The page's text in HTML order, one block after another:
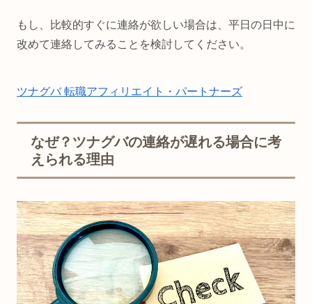
もし、比較的すぐに連絡が欲しい場合は、平日の日中に
改めて連絡してみることを検討してください。
ツナグバ 転職アフィリエイト・パートナーズ
なぜ？ツナグバの連絡が遅れる場合に考
えられる理由